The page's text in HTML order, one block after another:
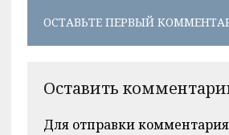
ОСТАВЬТЕ ПЕРВЫЙ
Оставить
Для отправки